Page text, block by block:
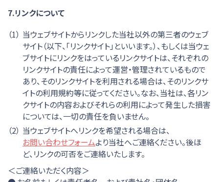
7.リンクについて
（1） 当ウェブサイトからリンクした当社以外の第三者のウェブ
サイト（以下、「リンクサイト」といいます。）、もしくは当ウェ
ブサイトにリンクをはっているリンクサイトは、それぞれの
リンクサイトの責任によって運営・管理されているもので
あり、そのリンクサイトを利用される場合は、そのリンクサ
イトの利用規約等に従ってください。なお、当社は、各リン
クサイトの内容およびそれらの利用によって発生した損害
については、一切の責任を負いません。
（2） 当ウェブサイトへリンクを希望される場合は、
お問い合わせフォームより当社へご連絡ください。後ほ
ど、リンクの可否をご連絡いたします。
＜ご連絡いただく内容＞